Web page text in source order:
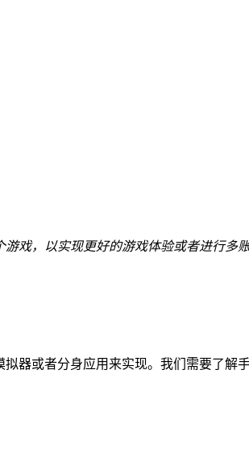
戏，以实现更好的游戏体验或者进行多
器或者分身应用来实现。我们需要了解